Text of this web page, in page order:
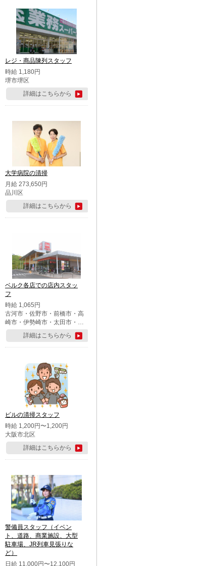
レジ・商品陳列スタッフ
時給 1,180円
堺市堺区
詳細はこちらから
大学病院の清掃
月給 273,650円
品川区
詳細はこちらから
ベルク各店での店内スタッ
フ
時給 1,065円
古河市・佐野市・前橋市・高
崎市・伊勢崎市・太田市・館
林市・藤岡市・大泉町・さい
たま市北区・川越市・熊谷
市・行田市・秩父市・所沢
市・鶴ケ島市・千葉市中央
区・市川市・松戸市・習志野
市・柏市・流山市・八千代
市・足立区・江戸川区・八王
子市・町田市
詳細はこちらから
ビルの清掃スタッフ
時給 1,200円〜1,200円
大阪市北区
詳細はこちらから
警備員スタッフ（イベン
ト、道路、商業施設、大型
駐車場、JR列車見張りな
ど）
日給 11,000円〜12,100円